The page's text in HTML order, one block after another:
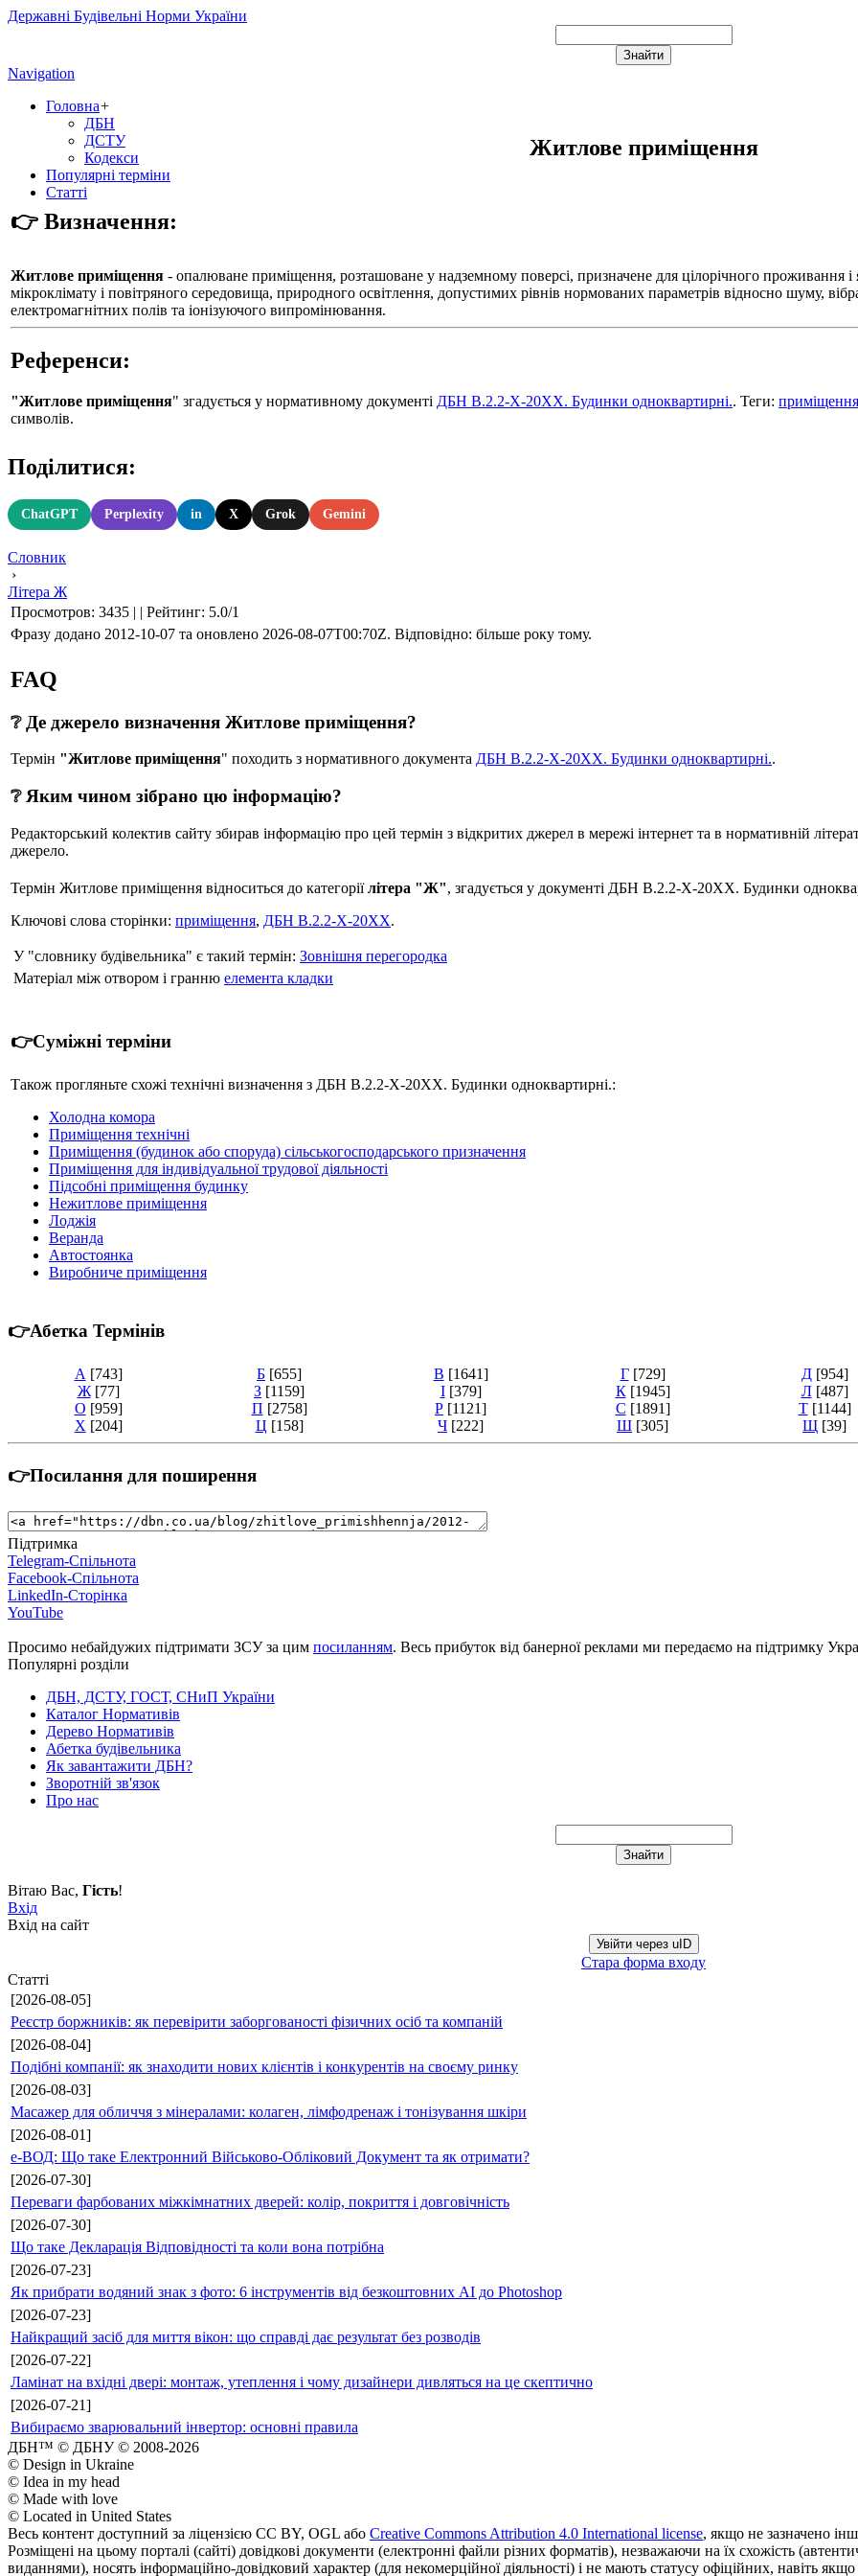
Державні Будівельні Норми України
Navigation
Головна+
ДБН
ДСТУ
Кодекси
Популярні терміни
Статті
Житлове приміщення
👉 Визначення:
Житлове приміщення - опалюване приміщення, розташоване у надземному поверсі, призначене для цілорічного проживання і
мікроклімату і повітряного середовища, природного освітлення, допустимих рівнів нормованих параметрів відносно шуму,
електромагнітних полів та іонізуючого випромінювання.
Референси:
"Житлове приміщення" згадується у нормативному документі ДБН В.2.2-Х-20ХХ. Будинки одноквартирні.. Теги: приміщення
символів.
Поділитися:
ChatGPT Perplexity in X Grok Gemini
Словник
›
Літера Ж
Просмотров: 3435 | | Рейтинг: 5.0/1
Фразу додано 2012-10-07 та оновлено 2026-08-07T00:70Z. Відповідно: більше року тому.
FAQ
❔ Де джерело визначення Житлове приміщення?
Термін "Житлове приміщення" походить з нормативного документа ДБН В.2.2-Х-20ХХ. Будинки одноквартирні..
❔ Яким чином зібрано цю інформацію?
Редакторський колектив сайту збирав інформацію про цей термін з відкритих джерел в мережі інтернет та в нормативній
джерело.
Термін Житлове приміщення відноситься до категоріїлітера "Ж", згадується у документі ДБН В.2.2-Х-20ХХ. Будинки
Ключові слова сторінки: приміщення, ДБН В.2.2-Х-20ХХ.
У "словнику будівельника" є такий термін: Зовнішня перегородка
Матеріал між отвором і гранню елемента кладки
👉Суміжні терміни
Також прогляньте схожі технічні визначення з ДБН В.2.2-Х-20ХХ. Будинки одноквартирні.:
Холодна комора
Приміщення технічні
Приміщення (будинок або споруда) сільськогосподарського призначення
Приміщення для індивідуальної трудової діяльності
Підсобні приміщення будинку
Нежитлове приміщення
Лоджія
Веранда
Автостоянка
Виробниче приміщення
👉Абетка Термінів
А [743] Б [655] В [1641] Г [729] Д [954]
Ж [77] З [1159] І [379] К [1945] Л [487]
О [959] П [2758] Р [1121] С [1891] Т [1144]
Х [204] Ц [158] Ч [222] Ш [305] Щ [39]
👉Посилання для поширення
Підтримка
Telegram-Спільнота
Facebook-Спільнота
LinkedIn-Сторінка
YouTube
Просимо небайдужих підтримати ЗСУ за цим посиланням. Весь прибуток від банерної реклами ми передаємо на підтримку
Популярні розділи
ДБН, ДСТУ, ГОСТ, СНиП України
Каталог Нормативів
Дерево Нормативів
Абетка будівельника
Як завантажити ДБН?
Зворотній зв'язок
Про нас
Вітаю Вас, Гість!
Вхід
Вхід на сайт
Увійти через uID
Стара форма входу
Статті
[2026-08-05]
Реєстр боржників: як перевірити заборгованості фізичних осіб та компаній
[2026-08-04]
Подібні компанії: як знаходити нових клієнтів і конкурентів на своєму ринку
[2026-08-03]
Масажер для обличчя з мінералами: колаген, лімфодренаж і тонізування шкіри
[2026-08-01]
е-ВОД: Що таке Електронний Військово-Обліковий Документ та як отримати?
[2026-07-30]
Переваги фарбованих міжкімнатних дверей: колір, покриття і довговічність
[2026-07-30]
Що таке Декларація Відповідності та коли вона потрібна
[2026-07-23]
Як прибрати водяний знак з фото: 6 інструментів від безкоштовних AI до Photoshop
[2026-07-23]
Найкращий засіб для миття вікон: що справді дає результат без розводів
[2026-07-22]
Ламінат на вхідні двері: монтаж, утеплення і чому дизайнери дивляться на це скептично
[2026-07-21]
Вибираємо зварювальний інвертор: основні правила
ДБН™ © ДБНУ © 2008-2026
© Design in Ukraine
© Idea in my head
© Made with love
© Located in United States
Весь контент доступний за ліцензією CC BY, OGL або Creative Commons Attribution 4.0 International license, якщо не зазначено
Розміщені на цьому порталі (сайті) довідкові документи (електронні файли різних форматів), незважаючи на їх схожість
виданнями), носять інформаційно-довідковий характер (для некомерційної діяльності) і не мають статусу офіційних, навіть якщо